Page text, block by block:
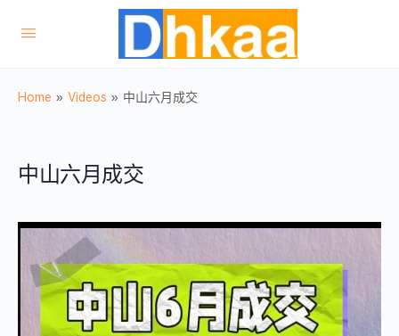
Home » Videos » 中山六月成交
中山六月成交